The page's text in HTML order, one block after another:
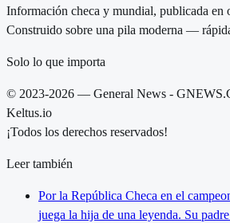
Información checa y mundial, publicada en
Construido sobre una pila moderna —
Solo lo que importa
© 2023-2026 — General News -
Keltus.io
¡Todos los derechos reservados!
Leer también
Por la República Checa en el
juega la hija de una leyenda. Su